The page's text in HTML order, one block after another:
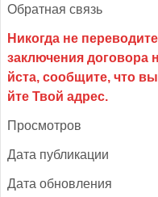
Об­ратная связь
Прос­мотров
Да­та пуб­ли­кации
Да­та об­новле­ния